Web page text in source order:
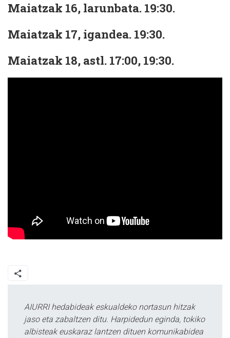
Maiatzak 16, larunbata. 19:30.
Maiatzak 17, igandea. 19:30.
Maiatzak 18, astl. 17:00, 19:30.
AIURRI hedabideak eskualdeko nortasun hitzak
jaso eta zabaltzen ditu. Harpidedun eginda, tokiko
albisteak euskaraz lantzen dituen komunikabidea